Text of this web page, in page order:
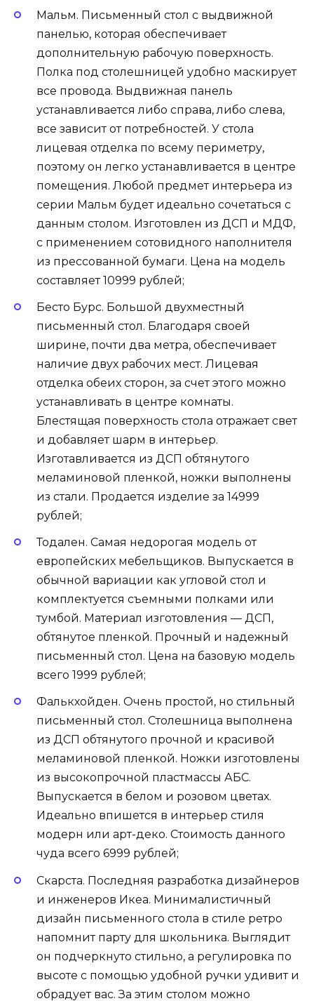
Мальм. Письменный стол с выдвижной
панелью, которая обеспечивает
дополнительную рабочую поверхность.
Полка под столешницей удобно маскирует
все провода. Выдвижная панель
устанавливается либо справа, либо слева,
все зависит от потребностей. У стола
лицевая отделка по всему периметру,
поэтому он легко устанавливается в центре
помещения. Любой предмет интерьера из
серии Мальм будет идеально сочетаться с
данным столом. Изготовлен из ДСП и МДФ,
с применением сотовидного наполнителя
из прессованной бумаги. Цена на модель
составляет 10999 рублей;
Бесто Бурс. Большой двухместный
письменный стол. Благодаря своей
ширине, почти два метра, обеспечивает
наличие двух рабочих мест. Лицевая
отделка обеих сторон, за счет этого можно
устанавливать в центре комнаты.
Блестящая поверхность стола отражает свет
и добавляет шарм в интерьер.
Изготавливается из ДСП обтянутого
меламиновой пленкой, ножки выполнены
из стали. Продается изделие за 14999
рублей;
Тодален. Самая недорогая модель от
европейских мебельщиков. Выпускается в
обычной вариации как угловой стол и
комплектуется съемными полками или
тумбой. Материал изготовления — ДСП,
обтянутое пленкой. Прочный и надежный
письменный стол. Цена на базовую модель
всего 1999 рублей;
Фалькхойден. Очень простой, но стильный
письменный стол. Столешница выполнена
из ДСП обтянутого прочной и красивой
меламиновой пленкой. Ножки изготовлены
из высокопрочной пластмассы АБС.
Выпускается в белом и розовом цветах.
Идеально впишется в интерьер стиля
модерн или арт-деко. Стоимость данного
чуда всего 6999 рублей;
Скарста. Последняя разработка дизайнеров
и инженеров Икеа. Минималистичный
дизайн письменного стола в стиле ретро
напомнит парту для школьника. Выглядит
он подчеркнуто стильно, а регулировка по
высоте с помощью удобной ручки удивит и
обрадует вас. За этим столом можно